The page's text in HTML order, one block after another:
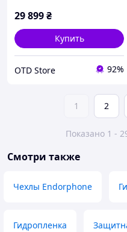
29 899₴
Купить
OTD Store 92%
1 2
Показано 1 -
Смотри также
Чехлы Endorphone
Гидропленка